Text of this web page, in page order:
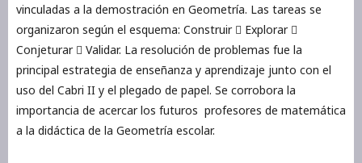
vinculadas a la demostración en Geometría. Las tareas se
organizaron según el esquema: Construir  Explorar 
Conjeturar  Validar. La resolución de problemas fue la
principal estrategia de enseñanza y aprendizaje junto con el
uso del Cabri II y el plegado de papel. Se corrobora la
importancia de acercar los futuros profesores de matemática
a la didáctica de la Geometría escolar.